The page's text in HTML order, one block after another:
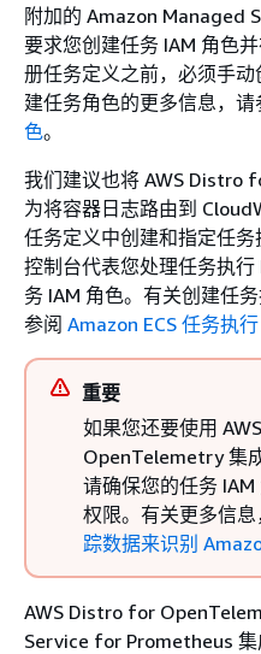
附加的 Amazon Managed
要求您创建任务 IAM 角色
册任务定义之前，必须手动
建任务角色的更多信息，请
色。
我们建议也将 AWS Distro
为将容器日志路由到
任务定义中创建和指定任务
控制台代表您处理任务执
务 IAM 角色。有关创建任
参阅 Amazon ECS 任务执
重要
如果您还要使用
OpenTelemetry 集
请确保您的任务
权限。有关更多信息
踪数据来识别
AWS Distro for
Service for Prometheus 集